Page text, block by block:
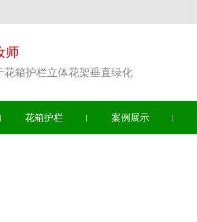
师
花箱护栏立体花架垂直绿化
花箱护栏 案例展示